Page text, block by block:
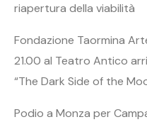
riapertura della viabilità
Fondazione Taormina
21.00 al Teatro Antico
“The Dark Side of the
Podio a Monza per